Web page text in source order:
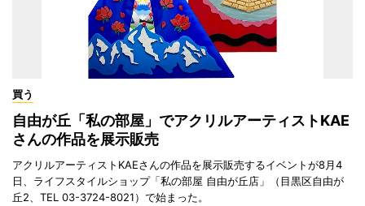
買う
自由が丘「私の部屋」でアクリルアーティストKAE
さんの作品を展示販売
アクリルアーティストKAEさんの作品を展示販売するイベントが8月4
日、ライフスタイルショップ「私の部屋 自由が丘店」（目黒区自由が
丘2、TEL 03-3724-8021）で始まった。